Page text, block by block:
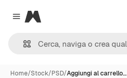
Close menu
Magnific
Home/Stock/PSD/Aggiungi al carrello…